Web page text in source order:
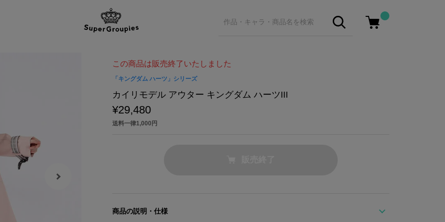
この商品は販売終了いたしました
「キングダム ハーツ」シリーズ
カイリモデル アウター キングダム ハーツIII
¥29,480
送料一律1,000円
商品の説明・仕様